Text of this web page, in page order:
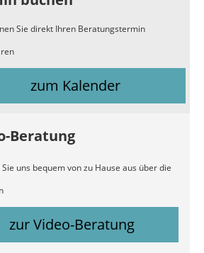
Sie direkt Ihren Beratungstermin
zum Kalender
Beratung
uns bequem von zu Hause aus über die
zur Video-Beratung